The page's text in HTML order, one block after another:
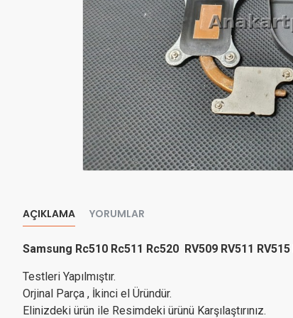
AÇIKLAMA YORUMLAR
Samsung Rc510 Rc511 Rc520 RV509 RV511
Testleri Yapılmıştır.
Orjinal Parça , İkinci el Üründür.
Elinizdeki ürün ile Resimdeki ürünü Karşılaştırınız.